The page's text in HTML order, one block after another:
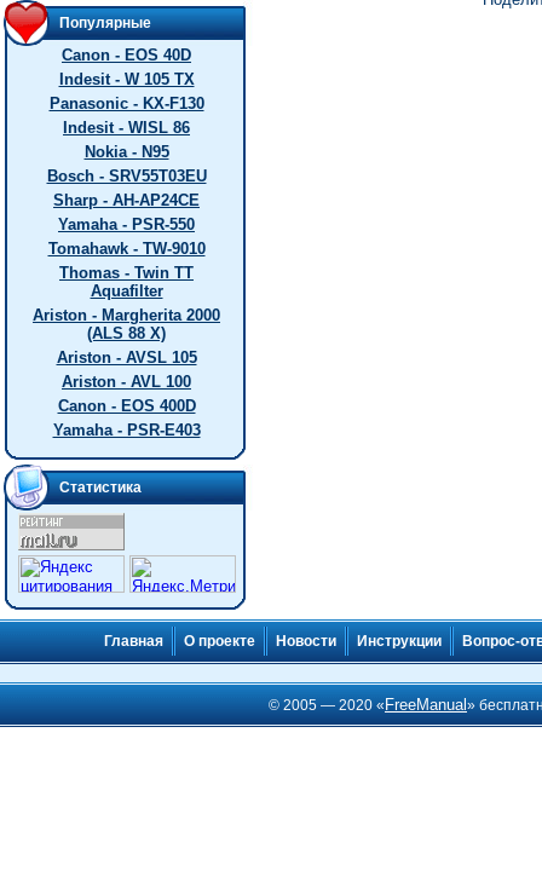
Популярные
Canon - EOS 40D
Indesit - W 105 TX
Panasonic - KX-F130
Indesit - WISL 86
Nokia - N95
Bosch - SRV55T03EU
Sharp - AH-AP24CE
Yamaha - PSR-550
Tomahawk - TW-9010
Thomas - Twin TT
Aquafilter
Ariston - Margherita 2000
(ALS 88 X)
Ariston - AVSL 105
Ariston - AVL 100
Canon - EOS 400D
Yamaha - PSR-E403
Статистика
Главная О проекте Новости Инструкции Вопрос-
© 2005 — 2020 « FreeManual»